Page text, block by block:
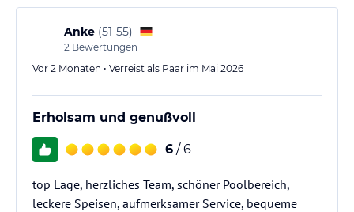
Anke (51-55)
2 Bewertungen
Vor 2 Monaten • Verreist als Paar im Mai 2026
Erholsam und genußvoll
6 / 6
top Lage, herzliches Team, schöner Poolbereich,
leckere Speisen, aufmerksamer Service, bequeme